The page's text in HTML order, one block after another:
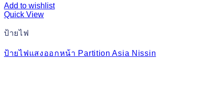
Add to wishlist
Quick View
ป้ายไฟ
ป้ายไฟแสงออกหน้า Partition Asia Nissin